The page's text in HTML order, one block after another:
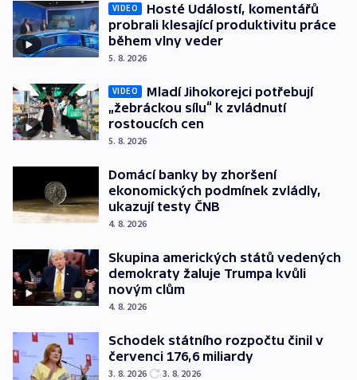
VIDEO
Hosté Událostí, komentářů
probrali klesající produktivitu práce
během vlny veder
5. 8. 2026
VIDEO
Mladí Jihokorejci potřebují
„žebráckou sílu“ k zvládnutí
rostoucích cen
5. 8. 2026
Domácí banky by zhoršení
ekonomických podmínek zvládly,
ukazují testy ČNB
4. 8. 2026
Skupina amerických států vedených
demokraty žaluje Trumpa kvůli
novým clům
4. 8. 2026
Schodek státního rozpočtu činil v
červenci 176,6 miliardy
3. 8. 2026 3. 8. 2026